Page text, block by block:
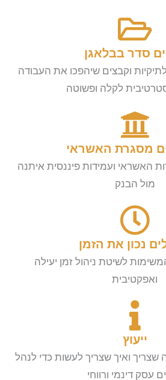
סדר בבלאגן
וקבצים שיהפכו את העבודה
לקלה ופשוטה
מסגרת האשראי
האשראי ועמידות פיננסית איתנה
מול הבנק
נכון את הזמן
לשיטת ניהול זמן יעילה
ואפקטיבית
ייעוץ
ואיך שצריך לעשות כדי לנהל
עסק דינמי ורווחי